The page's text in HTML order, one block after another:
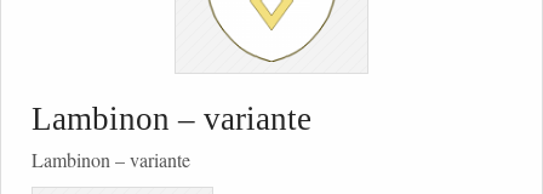
Lambinon – variante
Lambinon – variante